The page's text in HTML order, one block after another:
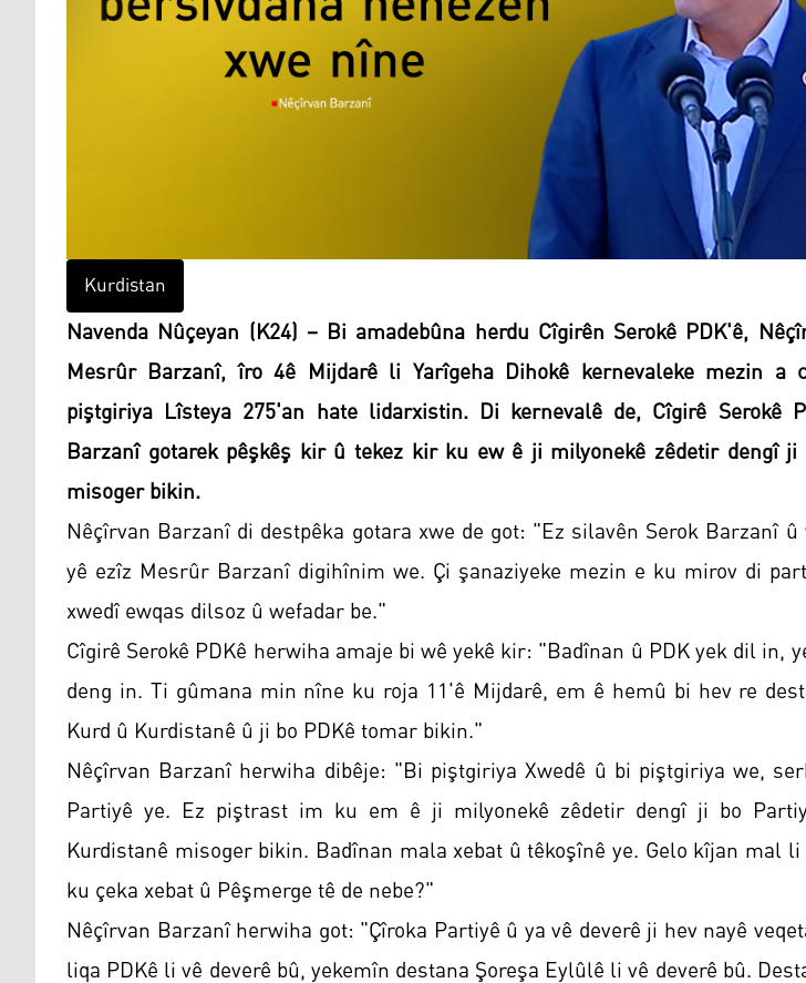
Kurdistan
Navenda Nûçeyan (K24) – Bi amadebûna herdu Cîgirên Serokê PDK'ê,
Mesrûr Barzanî, îro 4ê Mijdarê li Yarîgeha Dihokê kernevaleke mezin a
piştgiriya Lîsteya 275'an hate lidarxistin. Di kernevalê de, Cîgirê Serokê
Barzanî gotarek pêşkêş kir û tekez kir ku ew ê ji milyonekê zêdetir dengî
misoger bikin.
Nêçîrvan Barzanî di destpêka gotara xwe de got: "Ez silavên Serok Barzanî
yê ezîz Mesrûr Barzanî digihînim we. Çi şanaziyeke mezin e ku mirov di
xwedî ewqas dilsoz û wefadar be."
Cîgirê Serokê PDKê herwiha amaje bi wê yekê kir: "Badînan û PDK yek dil in,
deng in. Ti gûmana min nîne ku roja 11'ê Mijdarê, em ê hemû bi hev re
Kurd û Kurdistanê û ji bo PDKê tomar bikin."
Nêçîrvan Barzanî herwiha dibêje: "Bi piştgiriya Xwedê û bi piştgiriya we,
Partiyê ye. Ez piştrast im ku em ê ji milyonekê zêdetir dengî ji bo
Kurdistanê misoger bikin. Badînan mala xebat û têkoşînê ye. Gelo kîjan mal
ku çeka xebat û Pêşmerge tê de nebe?"
Nêçîrvan Barzanî herwiha got: "Çîroka Partiyê û ya vê deverê ji hev nayê
liqa PDKê li vê deverê bû, yekemîn destana Şoreşa Eylûlê li vê deverê bû.